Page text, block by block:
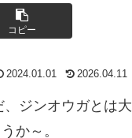
コピー
2024.01.01 2026.04.11
ジンオウガとは大
か～。